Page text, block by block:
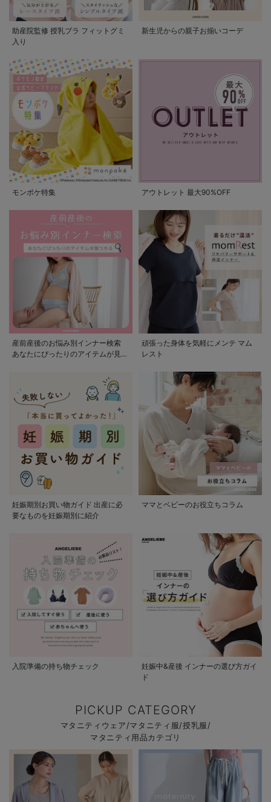
助産院監修 授乳ブラ フィットグミ
入り
新生児からの親子お揃いコーデ
モンポケ特集 アウトレット 最大90%OFF
産前産後のお悩み別インナー検索
あなたにぴったりのアイテムが見つ
頑張った身体を気軽にメンテ マム
レスト
妊娠期別お買い物ガイド 出産に必
要なものを妊娠期別に紹介
ママとベビーのお役立ちコラム
入院準備の持ち物チェック
妊娠中&産後 インナーの選び方ガイ
ド
PICKUP CATEGORY
マタニティウェア/マタニティ服/授乳服/
マタニティ用品カテゴリ